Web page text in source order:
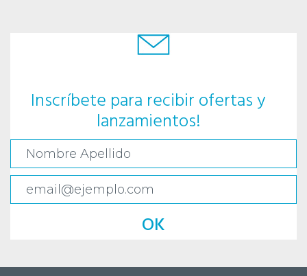
Inscríbete para recibir ofertas y
lanzamientos!
OK